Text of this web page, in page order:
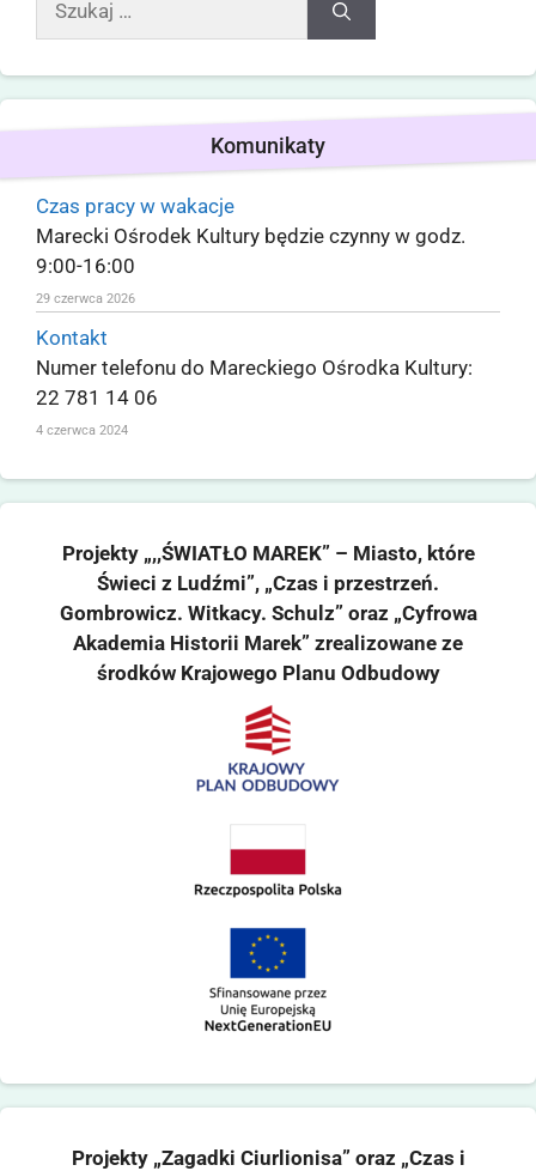
Komunikaty
Czas pracy w wakacje
Marecki Ośrodek Kultury będzie czynny w godz.
9:00-16:00
29 czerwca 2026
Kontakt
Numer telefonu do Mareckiego Ośrodka Kultury:
22 781 14 06
4 czerwca 2024
Projekty „,,ŚWIATŁO MAREK” – Miasto, które
Świeci z Ludźmi”, „Czas i przestrzeń.
Gombrowicz. Witkacy. Schulz” oraz „Cyfrowa
Akademia Historii Marek” zrealizowane ze
środków Krajowego Planu Odbudowy
Projekty „Zagadki Ciurlionisa” oraz „Czas i